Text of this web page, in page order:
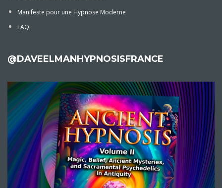
Manifeste pour une Hypnose Moderne
FAQ
@DAVEELMANHYPNOSISFRANCE